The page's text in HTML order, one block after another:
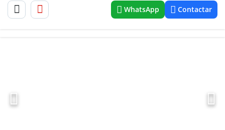
WhatsApp Contactar